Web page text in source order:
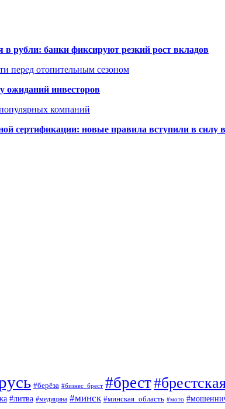
в рубли: банки фиксируют резкий рост вкладов
перед отопительным сезоном
ожиданий инвесторов
компаний
сертификации: новые правила вступили в силу в
#берёза #бизнес_брест #брест
#литва #медицина #минск #минская_область #мото